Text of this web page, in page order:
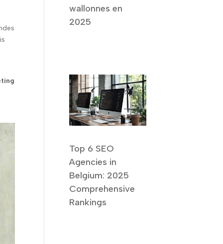
wallonnes en
2025
Top 6 SEO
Agencies in
Belgium: 2025
Comprehensive
Rankings